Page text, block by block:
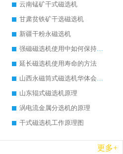
云南锰矿干式磁选机
甘肃贫铁矿干选磁选机
新疆干粉永磁选机
强磁磁选机使用中如何保持其顺畅运行
延长磁选机使用寿命的方法
山西永磁筒式磁选机华体会手机网页版-华体会(中国)
山东辊式磁选机原理
涡电流金属分选机的原理
干式磁选机工作原理图
更多+